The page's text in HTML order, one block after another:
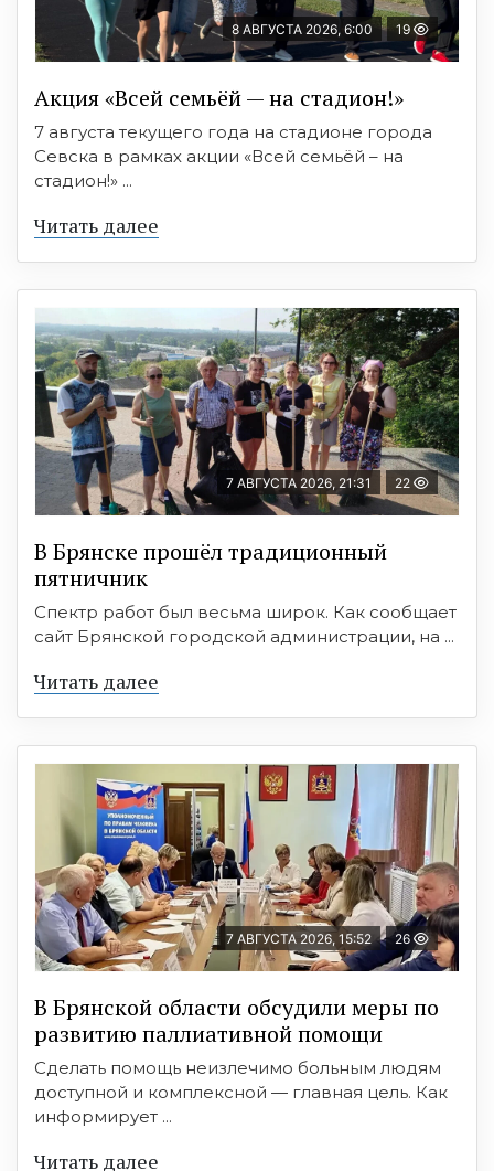
8 АВГУСТА 2026, 6:00 19
Акция «Всей семьёй — на стадион!»
7 августа текущего года на стадионе города
Севска в рамках акции «Всей семьёй – на
стадион!» ...
Читать далее
7 АВГУСТА 2026, 21:31 22
В Брянске прошёл традиционный
пятничник
Спектр работ был весьма широк. Как сообщает
сайт Брянской городской администрации, на ...
Читать далее
7 АВГУСТА 2026, 15:52 26
В Брянской области обсудили меры по
развитию паллиативной помощи
Сделать помощь неизлечимо больным людям
доступной и комплексной — главная цель. Как
информирует ...
Читать далее